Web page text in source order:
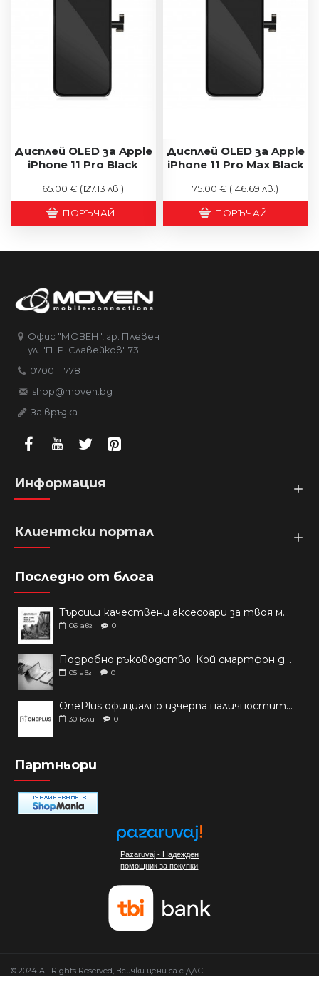
Дисплей OLED за Apple
iPhone 11 Pro Black
65.00 € (127.13 лв.)
ПОРЪЧАЙ
Дисплей OLED за Apple
iPhone 11 Pro Max Black
75.00 € (146.69 лв.)
ПОРЪЧАЙ
Офис "МОВЕН", гр. Плевен
ул. "П. Р. Славейков" 73
0700 11 778
shop@moven.bg
За връзка
Информация
Клиентски портал
Последно от блога
Търсиш качествени аксесоари за твоя модел? Как правилно да защитим новия си смартфон: Ръководство за аксесоари през 2026 г.
06 авг 0
Подробно ръководство: Кой смартфон да купиш през 2026 г.?
05 авг 0
OnePlus официално изчерпа наличностите си от телефони на основни пазари
30 юли 0
Партньори
Pazaruvaj - Надежден
помощник за покупки
© 2024 All Rights Reserved, Всички цени са с ДДС